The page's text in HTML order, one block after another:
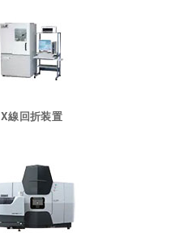
X線回折装置